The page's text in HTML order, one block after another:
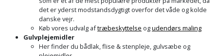
teleskopstøtte
Multicutter
Multicuttertilbehør
Presenning
Redskabsskur
Rengøring
det er yderst modstandsdygtigt overfor det våde og kolde
danske vejr.
Køb vores udvalg aftræbeskyttelse ogudendørs maling
Gulvplejemidler
Her finder du bådlak, flise & stenpleje, gulvsæbe og